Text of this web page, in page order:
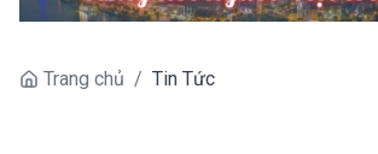
Trang chủ / Tin Tức